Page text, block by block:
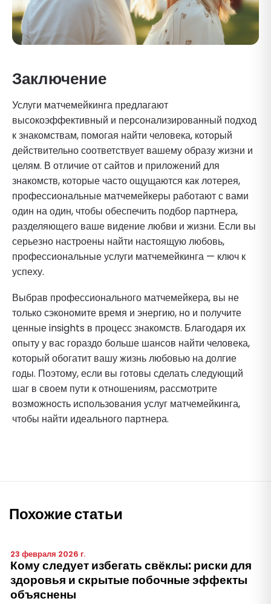
Заключение
Услуги матчемейкинга предлагают
высокоэффективный и персонализированный подход
к знакомствам, помогая найти человека, который
действительно соответствует вашему образу жизни и
целям. В отличие от сайтов и приложений для
знакомств, которые часто ощущаются как лотерея,
профессиональные матчемейкеры работают с вами
один на один, чтобы обеспечить подбор партнера,
разделяющего ваше видение любви и жизни. Если вы
серьезно настроены найти настоящую любовь,
профессиональные услуги матчемейкинга — ключ к
успеху.
Выбрав профессионального матчемейкера, вы не
только сэкономите время и энергию, но и получите
ценные insights в процесс знакомств. Благодаря их
опыту у вас гораздо больше шансов найти человека,
который обогатит вашу жизнь любовью на долгие
годы. Поэтому, если вы готовы сделать следующий
шаг в своем пути к отношениям, рассмотрите
возможность использования услуг матчемейкинга,
чтобы найти идеального партнера.
Похожие статьи
23 февраля 2026 г.
Кому следует избегать свёклы: риски для
здоровья и скрытые побочные эффекты
объяснены